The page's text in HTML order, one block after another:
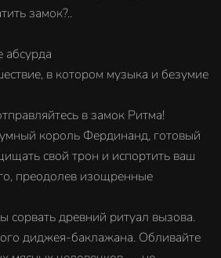
замок?..
в котором музыка и безумие
в замок Ритма!
король Фердинанд, готовый
свой трон и испортить ваш
преодолев изощренные
сорвать древний ритуал вызова.
диджея-баклажана. Обливайте